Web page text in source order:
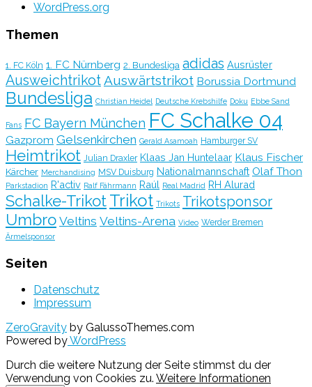
WordPress.org
Themen
1. FC Köln 1. FC Nürnberg 2. Bundesliga adidas Ausrüster
AusweichtrikotAuswärtstrikot Borussia Dortmund
Bundesliga Christian Heidel Deutsche Krebshilfe Doku Ebbe Sand
Fans FC Bayern München FC Schalke 04
Gazprom Gelsenkirchen Gerald Asamoah Hamburger SV
Heimtrikot Julian Draxler Klaas Jan Huntelaar Klaus Fischer
Kärcher Merchandising MSV Duisburg Nationalmannschaft Olaf Thon
Parkstadion R'activ Ralf Fährmann Raúl Real Madrid RH Alurad
Schalke-TrikotTrikot Trikots Trikotsponsor
Umbro Veltins Veltins-Arena Video Werder Bremen
Ärmelsponsor
Seiten
Datenschutz
Impressum
ZeroGravity by GalussoThemes.com
Powered byWordPress
Durch die weitere Nutzung der Seite stimmst du der
Verwendung von Cookies zu. Weitere Informationen